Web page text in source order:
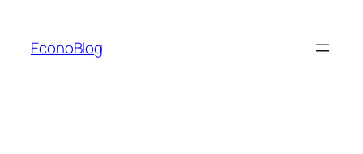
contenido
EconoBlog